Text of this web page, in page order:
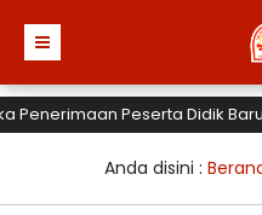
Peserta Didik Baru
Anda disini :